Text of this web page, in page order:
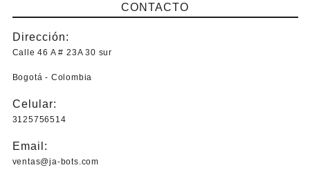
CONTACTO
Dirección:
Calle 46 A # 23A 30 sur
Bogotá - Colombia
Celular:
3125756514
Email:
ventas@ja-bots.com